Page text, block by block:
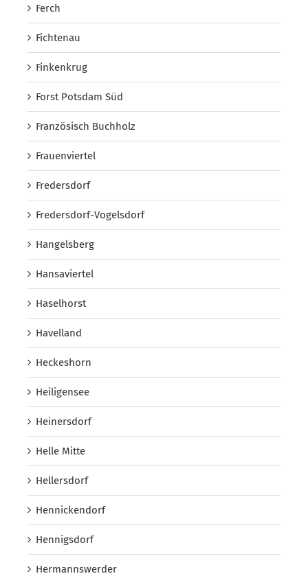
Ferch
Fichtenau
Finkenkrug
Forst Potsdam Süd
Französisch Buchholz
Frauenviertel
Fredersdorf
Fredersdorf-Vogelsdorf
Hangelsberg
Hansaviertel
Haselhorst
Havelland
Heckeshorn
Heiligensee
Heinersdorf
Helle Mitte
Hellersdorf
Hennickendorf
Hennigsdorf
Hermannswerder